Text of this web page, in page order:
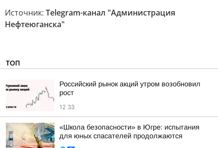
Источник: Telegram-канал "Администрация
Нефтеюганска"
ТОП
Российский рынок акций утром возобновил
рост
12:33
«Школа безопасности» в Югре: испытания
для юных спасателей продолжаются